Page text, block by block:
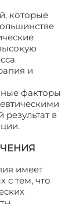
которые
и
факторы
в
имеет
с тем, что